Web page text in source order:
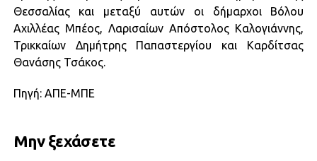
Θεσσαλίας και μεταξύ αυτών οι δήμαρχοι Βόλου
Αχιλλέας Μπέος, Λαρισαίων Απόστολος Καλογιάννης,
Τρικκαίων Δημήτρης Παπαστεργίου και Καρδίτσας
Θανάσης Τσάκος.
Πηγή: ΑΠΕ-ΜΠΕ
Μην ξεχάσετε